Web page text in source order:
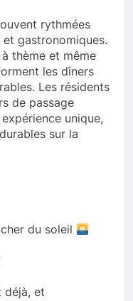
rythmées
gastronomiques.
thème et même
les dîners
Les résidents
de passage
unique,
sur la
du soleil
déjà, et